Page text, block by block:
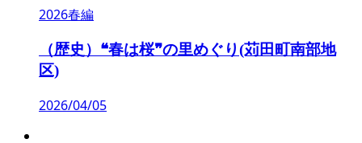
2026春編
（歴史）❝春は桜❞の里めぐり(苅田町南部地
区)
2026/04/05